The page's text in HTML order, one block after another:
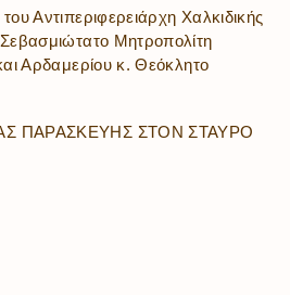
Αντιπεριφερειάρχη Χαλκιδικής
Μητροπολίτη
Αρδαμερίου κ. Θεόκλητο
ΠΑΡΑΣΚΕΥΗΣ ΣΤΟΝ ΣΤΑΥΡΟ